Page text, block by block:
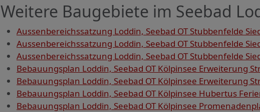
Weitere Baugebiete im Seebad
Aussenbereichssatzung Loddin, Seebad OT Stubbenfelde
Aussenbereichssatzung Loddin, Seebad OT Stubbenfelde
Aussenbereichssatzung Loddin, Seebad OT Stubbenfelde
Bebauungsplan Loddin, Seebad OT Kölpinsee Erweiterung
Bebauungsplan Loddin, Seebad OT Kölpinsee Erweiterung
Bebauungsplan Loddin, Seebad OT Kölpinsee Hubertus
Bebauungsplan Loddin, Seebad OT Kölpinsee